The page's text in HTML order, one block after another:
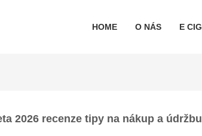
HOME O NÁS E
2026 recenze tipy na nákup a údržbu